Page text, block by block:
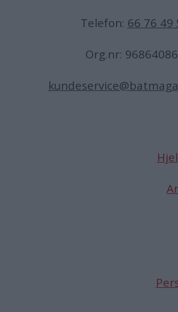
Telefon: 66 76 49
Org.nr: